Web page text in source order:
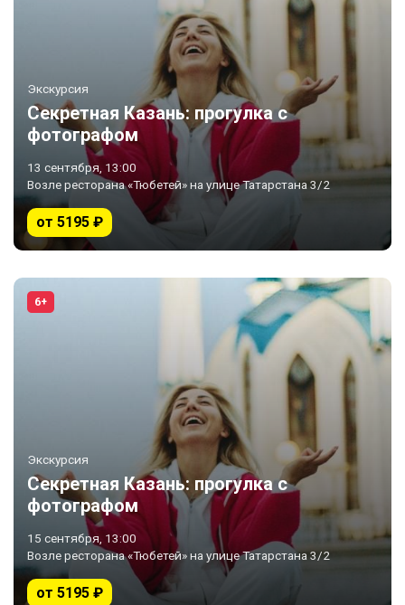
Экскурсия
Секретная Казань: прогулка с
фотографом
13 сентября, 13:00
Возле ресторана «Тюбетей» на улице Татарстана 3/2
от 5195 ₽
6+
Экскурсия
Секретная Казань: прогулка с
фотографом
15 сентября, 13:00
Возле ресторана «Тюбетей» на улице Татарстана 3/2
от 5195 ₽